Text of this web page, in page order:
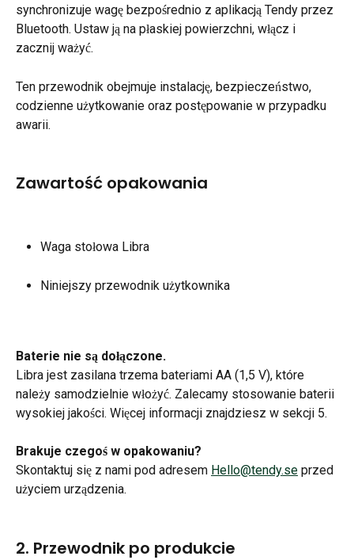
synchronizuje wagę bezpośrednio z aplikacją Tendy przez
Bluetooth. Ustaw ją na płaskiej powierzchni, włącz i
zacznij ważyć.
Ten przewodnik obejmuje instalację, bezpieczeństwo,
codzienne użytkowanie oraz postępowanie w przypadku
awarii.
Zawartość opakowania
Waga stołowa Libra
Niniejszy przewodnik użytkownika
Baterie nie są dołączone.
Libra jest zasilana trzema bateriami AA (1,5 V), które
należy samodzielnie włożyć. Zalecamy stosowanie baterii
wysokiej jakości. Więcej informacji znajdziesz w sekcji 5.
Brakuje czegoś w opakowaniu?
Skontaktuj się z nami pod adresem Hello@tendy.se przed
użyciem urządzenia.
2. Przewodnik po produkcie